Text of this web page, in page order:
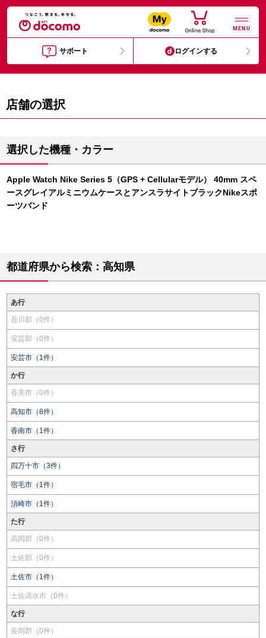
MENU
サポート ログインする
店舗の選択
選択した機種・カラー
Apple Watch Nike Series 5（GPS + Cellularモデル） 40mm スペ
ースグレイアルミニウムケースとアンスラサイトブラックNikeスポ
ーツバンド
都道府県から検索：高知県
あ行
吾川郡（0件）
安芸郡（0件）
安芸市（1件）
か行
香美市（0件）
高知市（8件）
香南市（1件）
さ行
四万十市（3件）
宿毛市（1件）
須崎市（1件）
た行
高岡郡（0件）
土佐郡（0件）
土佐市（1件）
土佐清水市（0件）
な行
長岡郡（0件）